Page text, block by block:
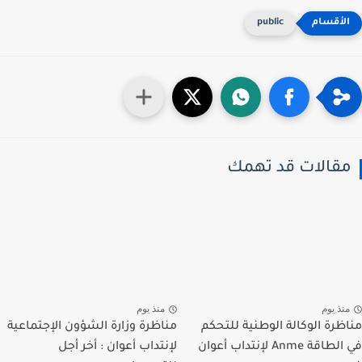
public
قد تهمك
يوم
الوكالة الوطنية للتحكم
في الطاقة Anme لإنتداب أعوان
منذ يوم
مناظرة وزارة الشؤون الإجتماعية
لإنتداب أعوان : أخر أجل